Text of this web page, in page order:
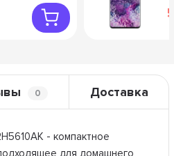
0 Доставка
- компактное
для домашнего